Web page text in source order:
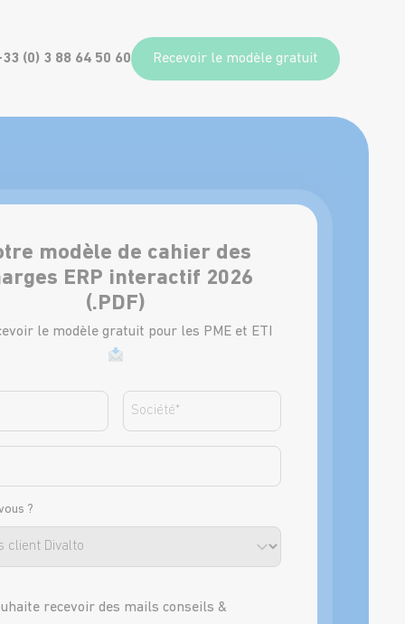
(0) 3 88 64 50 60 Recevoir le modèle gratuit
modèle de cahier des
ERP interactif 2026
(.PDF)
le modèle gratuit pour les PME et ETI
Nomsociete
?
recevoir des mails conseils &